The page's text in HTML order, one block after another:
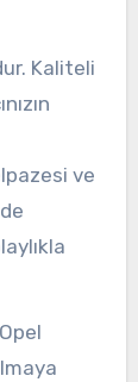
Kaliteli
ve